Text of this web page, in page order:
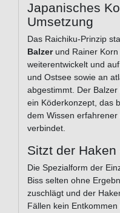
Japanisches
Umsetzung
Das Raichiku-Prinzip
Balzerund Rainer Korn
weiterentwickelt und
und Ostsee sowie an
abgestimmt. Der
ein Köderkonzept, das
dem Wissen
verbindet.
Sitzt der
Die Spezialform der
Biss selten ohne
zuschlägt und der
Fällen kein